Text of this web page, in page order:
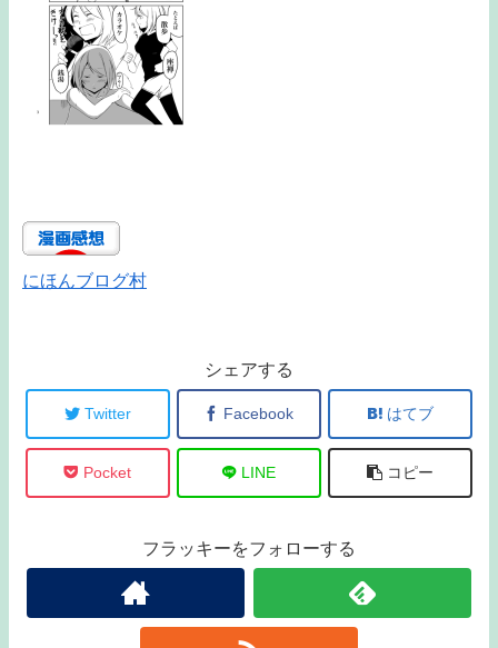
にほんブログ村
シェアする
Twitter Facebook はてブ
Pocket LINE コピー
フラッキーをフォローする